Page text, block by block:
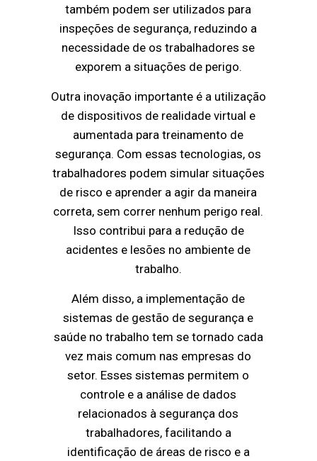
também podem ser utilizados para
inspeções de segurança, reduzindo a
necessidade de os trabalhadores se
exporem a situações de perigo.
Outra inovação importante é a utilização
de dispositivos de realidade virtual e
aumentada para treinamento de
segurança. Com essas tecnologias, os
trabalhadores podem simular situações
de risco e aprender a agir da maneira
correta, sem correr nenhum perigo real.
Isso contribui para a redução de
acidentes e lesões no ambiente de
trabalho.
Além disso, a implementação de
sistemas de gestão de segurança e
saúde no trabalho tem se tornado cada
vez mais comum nas empresas do
setor. Esses sistemas permitem o
controle e a análise de dados
relacionados à segurança dos
trabalhadores, facilitando a
identificação de áreas de risco e a